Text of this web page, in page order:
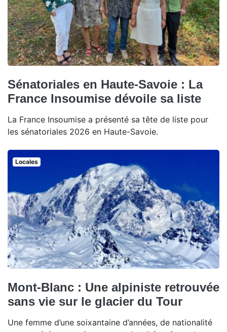
Sénatoriales en Haute-Savoie : La
France Insoumise dévoile sa liste
La France Insoumise a présenté sa tête de liste pour
les sénatoriales 2026 en Haute-Savoie.
Locales
Mont-Blanc : Une alpiniste retrouvée
sans vie sur le glacier du Tour
Une femme d’une soixantaine d’années, de nationalité